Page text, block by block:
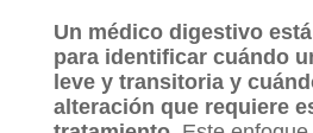
Un médico digestivo
para identificar cuándo
leve y transitoria y
alteración que requiere